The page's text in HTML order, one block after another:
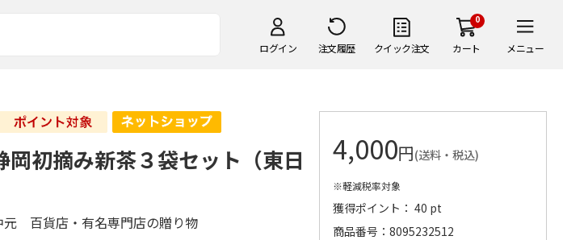
ログイン 注文履歴 クイック注文
0
カート メニュー
岡初摘み新茶３袋セット（東日
元 百貨店・有名専門店の贈り物
4,000円(送料・税込)
※軽減税率対象
獲得ポイント： 40 pt
商品番号
8095232512